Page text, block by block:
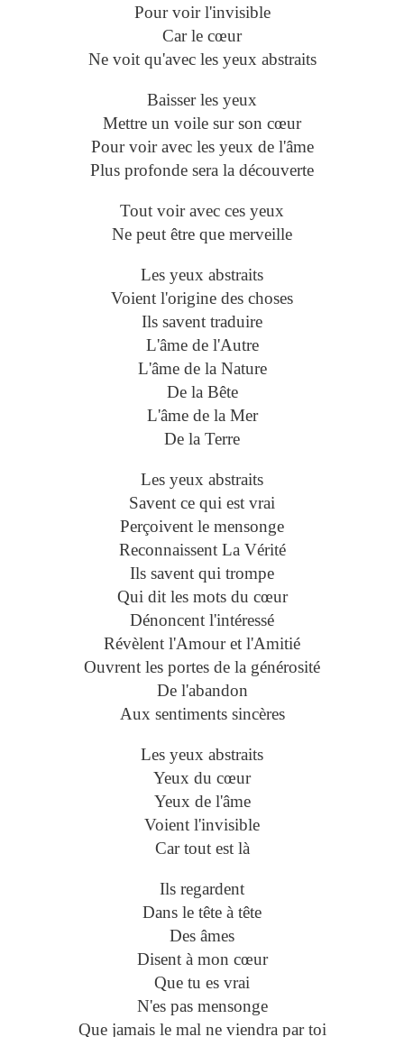
Pour voir l'invisible
Car le cœur
Ne voit qu'avec les yeux abstraits
Baisser les yeux
Mettre un voile sur son cœur
Pour voir avec les yeux de l'âme
Plus profonde sera la découverte
Tout voir avec ces yeux
Ne peut être que merveille
Les yeux abstraits
Voient l'origine des choses
Ils savent traduire
L'âme de l'Autre
L'âme de la Nature
De la Bête
L'âme de la Mer
De la Terre
Les yeux abstraits
Savent ce qui est vrai
Perçoivent le mensonge
Reconnaissent La Vérité
Ils savent qui trompe
Qui dit les mots du cœur
Dénoncent l'intéressé
Révèlent l'Amour et l'Amitié
Ouvrent les portes de la générosité
De l'abandon
Aux sentiments sincères
Les yeux abstraits
Yeux du cœur
Yeux de l'âme
Voient l'invisible
Car tout est là
Ils regardent
Dans le tête à tête
Des âmes
Disent à mon cœur
Que tu es vrai
N'es pas mensonge
Que jamais le mal ne viendra par toi